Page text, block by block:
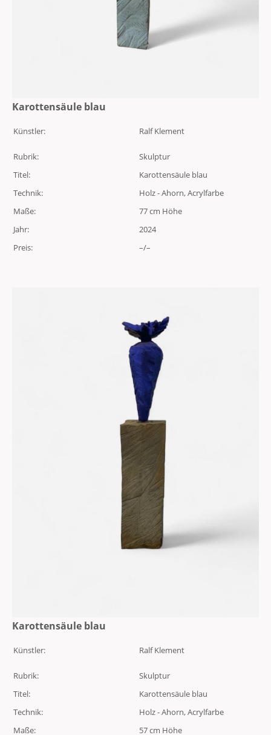
Karottensäule blau
Künstler: Ralf Klement
Rubrik:
Skulptur
Titel:
Karottensäule blau
Technik:
Holz - Ahorn, Acrylfarbe
Maße:
77 cm Höhe
Jahr:
2024
Preis:
–/–
Karottensäule blau
Künstler: Ralf Klement
Rubrik:
Skulptur
Titel:
Karottensäule blau
Technik:
Holz - Ahorn, Acrylfarbe
Maße:
57 cm Höhe